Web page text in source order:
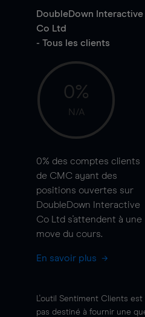
DoubleDown Interactive
Co Ltd
- Tous les clients
0%
N/A
0% des comptes clients
de CMC ayant des
positions ouvertes sur
DoubleDown Interactive
Co Ltd s'attendent à une
move du cours.
En savoir plus
L'outil Sentiment Clients
pas destiné à fournir une